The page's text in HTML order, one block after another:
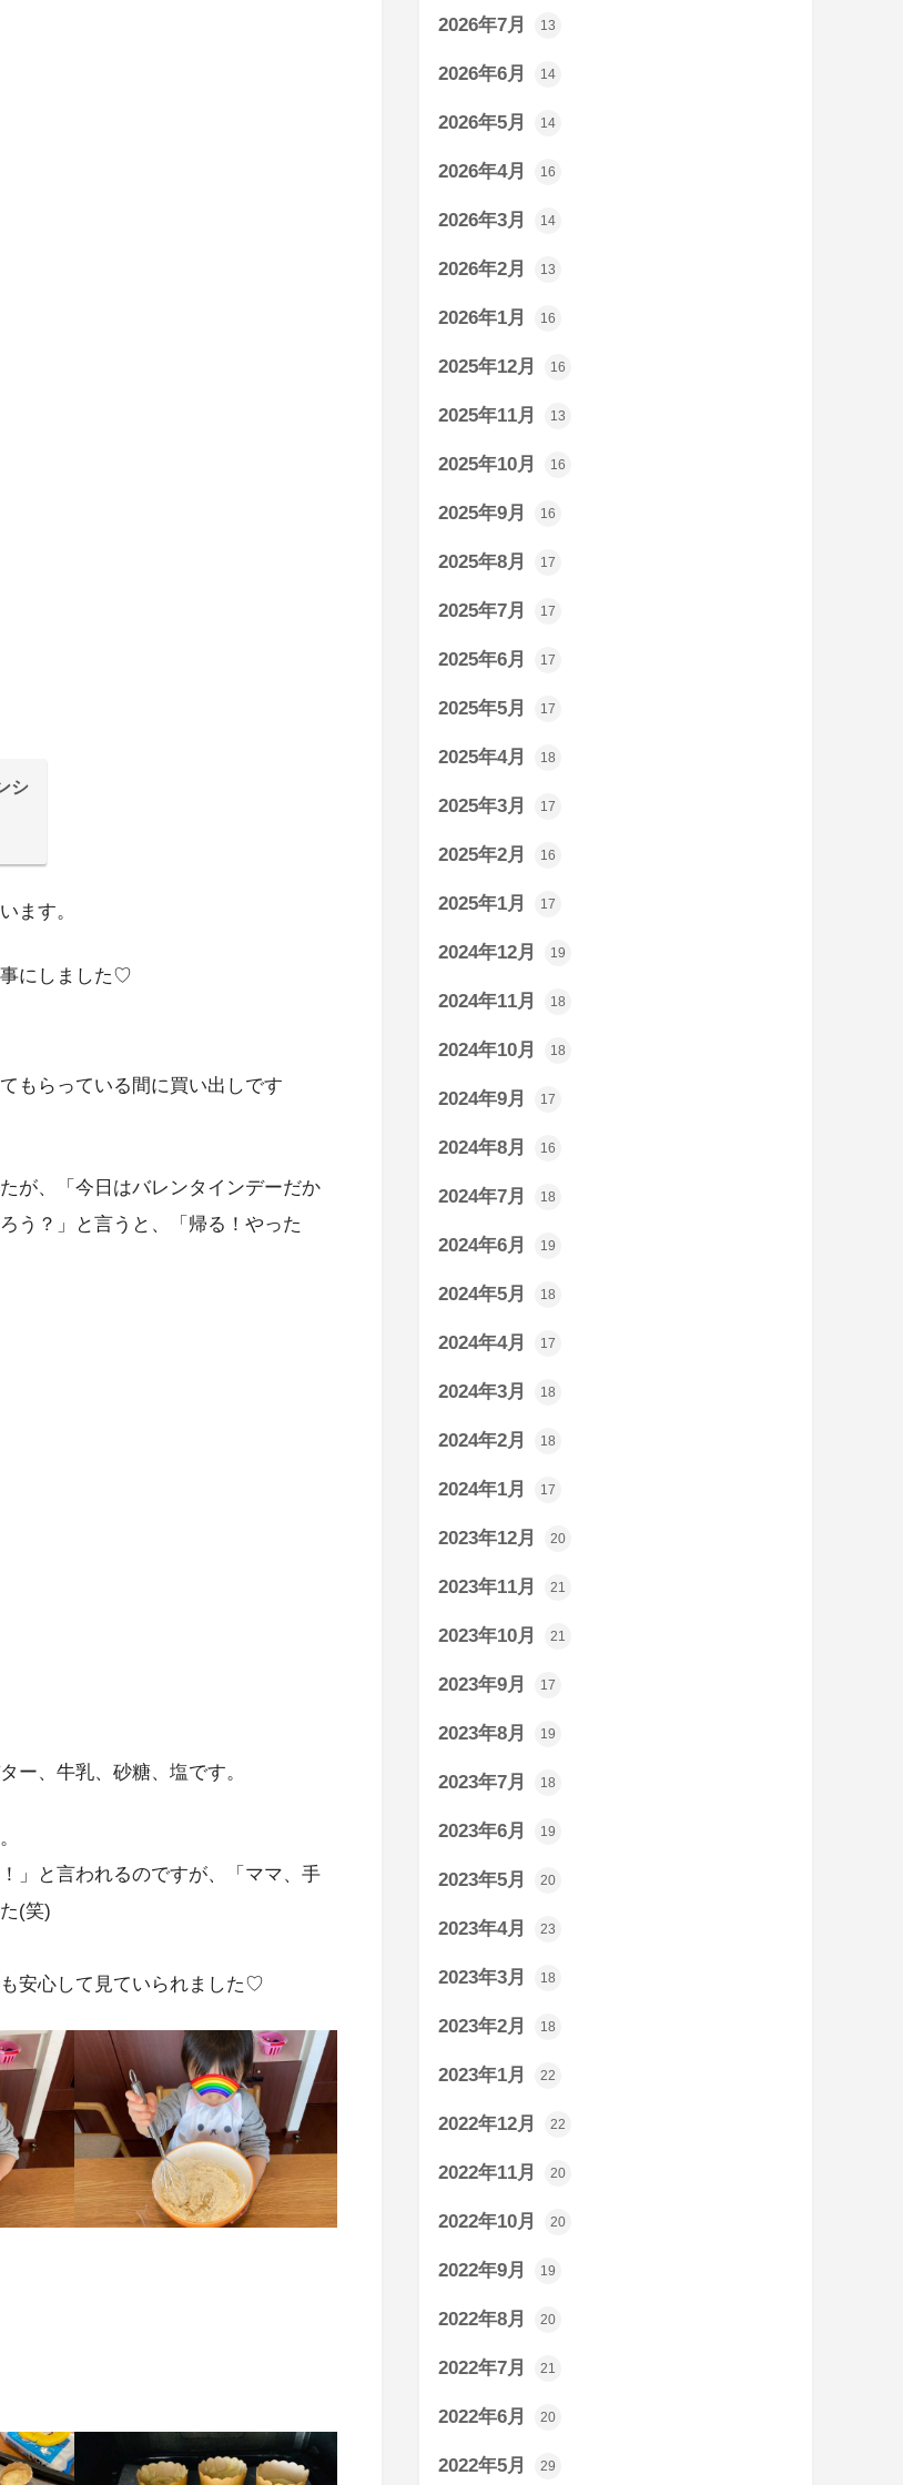
シ
ます。
にしました♡
もらっている間に買い出しです
が、「今日はバレンタインデーだか
う？」と言うと、「帰る！やった
ー、牛乳、砂糖、塩です。
」と言われるのですが、「ママ、手
(笑)
安心して見ていられました♡
2026年7月 13
2026年6月 14
2026年5月 14
2026年4月 16
2026年3月 14
2026年2月 13
2026年1月 16
2025年12月 16
2025年11月 13
2025年10月 16
2025年9月 16
2025年8月 17
2025年7月 17
2025年6月 17
2025年5月 17
2025年4月 18
2025年3月 17
2025年2月 16
2025年1月 17
2024年12月 19
2024年11月 18
2024年10月 18
2024年9月 17
2024年8月 16
2024年7月 18
2024年6月 19
2024年5月 18
2024年4月 17
2024年3月 18
2024年2月 18
2024年1月 17
2023年12月 20
2023年11月 21
2023年10月 21
2023年9月 17
2023年8月 19
2023年7月 18
2023年6月 19
2023年5月 20
2023年4月 23
2023年3月 18
2023年2月 18
2023年1月 22
2022年12月 22
2022年11月 20
2022年10月 20
2022年9月 19
2022年8月 20
2022年7月 21
2022年6月 20
2022年5月 29